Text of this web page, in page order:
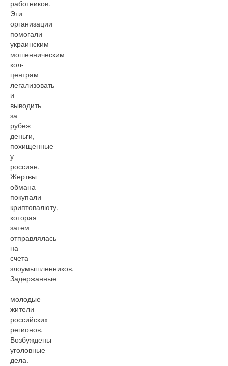
работников.
Эти
организации
помогали
украинским
мошенническим
кол-
центрам
легализовать
и
выводить
за
рубеж
деньги,
похищенные
у
россиян.
Жертвы
обмана
покупали
криптовалюту,
которая
затем
отправлялась
на
счета
злоумышленников.
Задержанные
-
молодые
жители
российских
регионов.
Возбуждены
уголовные
дела.